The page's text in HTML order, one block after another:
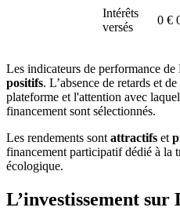
Intérêts
versés
0 €
Les indicateurs de performance
positifs. L’absence de retards et
plateforme et l'attention avec
financement sont sélectionnés.
Les rendements sont attractifs et
financement participatif dédié à la
écologique.
L’investissement sur